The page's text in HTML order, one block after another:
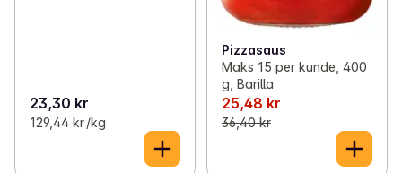
23,30 kr
129,44 kr /kg
Pizzasaus
Maks 15 per kunde, 400
g, Barilla
25,48 kr
36,40 kr